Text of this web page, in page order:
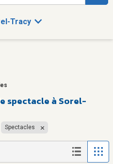
Tracy
spectacle à Sorel-
Spectacles